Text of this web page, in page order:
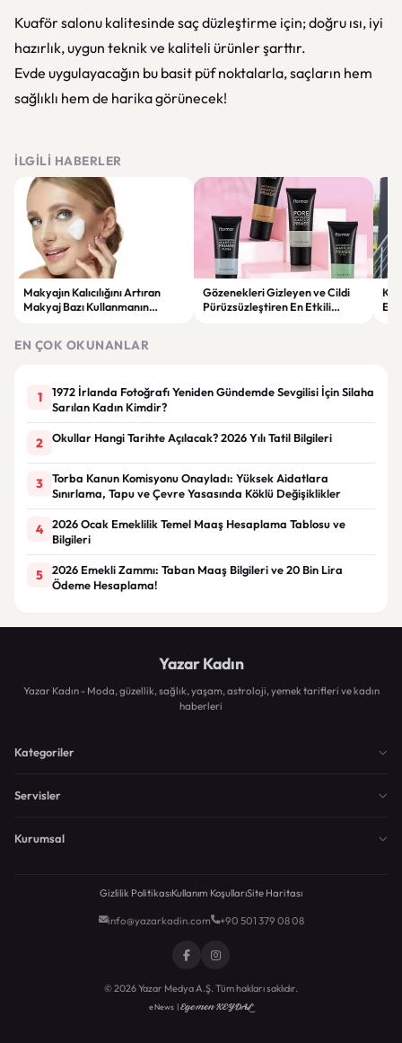
Kuaför salonu kalitesinde saç düzleştirme için; doğru ısı, iyi
hazırlık, uygun teknik ve kaliteli ürünler şarttır.
Evde uygulayacağın bu basit püf noktalarla, saçların hem
sağlıklı hem de harika görünecek!
İLGILI HABERLER
Makyajın Kalıcılığını Artıran
Makyaj Bazı Kullanmanın
Gözenekleri Gizleyen ve Cildi
Pürüzsüzleştiren En Etkili
EN ÇOK OKUNANLAR
1
1972 İrlanda Fotoğrafı Yeniden Gündemde Sevgilisi İçin Silaha
Sarılan Kadın Kimdir?
2 Okullar Hangi Tarihte Açılacak? 2026 Yılı Tatil Bilgileri
3
Torba Kanun Komisyonu Onayladı: Yüksek Aidatlara
Sınırlama, Tapu ve Çevre Yasasında Köklü Değişiklikler
4
2026 Ocak Emeklilik Temel Maaş Hesaplama Tablosu ve
Bilgileri
5
2026 Emekli Zammı: Taban Maaş Bilgileri ve 20 Bin Lira
Ödeme Hesaplama!
Yazar Kadın
Yazar Kadın - Moda, güzellik, sağlık, yaşam, astroloji, yemek tarifleri ve kadın
haberleri
Kategoriler
Servisler
Kurumsal
Gizlilik PolitikasıKullanım KoşullarıSite Haritası
info@yazarkadin.com +90 501 379 08 08
© 2026 Yazar Medya A.Ş. Tüm hakları saklıdır.
eNews |Egemen KEYDAL